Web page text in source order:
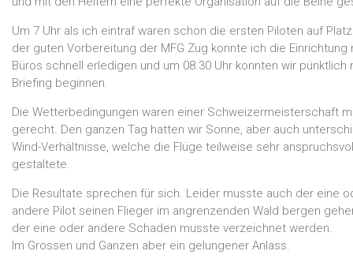
Um 7 Uhr als ich eintraf waren schon die ersten Piloten auf
der guten Vorbereitung der MFG Zug konnte ich die Einrichtung
Büros schnell erledigen und um 08.30 Uhr konnten wir pünktlich
Briefing beginnen.
Die Wetterbedingungen waren einer Schweizermeisterschaft
gerecht. Den ganzen Tag hatten wir Sonne, aber auch
Wind-Verhältnisse, welche die Flüge teilweise sehr
gestaltete.
Die Resultate sprechen für sich. Leider musste auch der eine
andere Pilot seinen Flieger im angrenzenden Wald bergen
der eine oder andere Schaden musste verzeichnet werden.
Im Grossen und Ganzen aber ein gelungener Anlass.